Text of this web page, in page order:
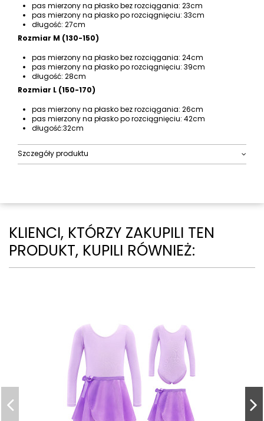
pas mierzony na płasko bez rozciągania: 23cm
pas mierzony na płasko po rozciągnięciu: 33cm
długość: 27cm
Rozmiar M (130-150)
pas mierzony na płasko bez rozciągania: 24cm
pas mierzony na płasko po rozciągnięciu: 39cm
długość: 28cm
Rozmiar L (150-170)
pas mierzony na płasko bez rozciągania: 26cm
pas mierzony na płasko po rozciągnięciu: 42cm
długość:32cm
Szczegóły produktu
KLIENCI, KTÓRZY ZAKUPILI TEN
PRODUKT, KUPILI RÓWNIEŻ: